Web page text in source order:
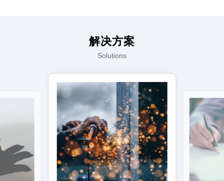
解决方案
Solutions